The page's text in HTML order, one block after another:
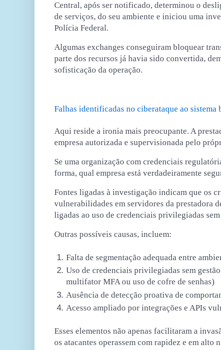
Central, após ser notificado, determinou o
de serviços, do seu ambiente e iniciou uma
Polícia Federal.
Algumas exchanges conseguiram bloquear
parte dos recursos já havia sido convertida,
sofisticação da operação.
Falhas identificadas no ciberataque ao sistema
Aqui reside a ironia mais preocupante. A
empresa autorizada e supervisionada pelo
Se uma organização com credenciais
forma, qual empresa está verdadeiramente
Fontes ligadas à investigação indicam que os
vulnerabilidades em servidores da prestadora
ligadas ao uso de credenciais privilegiadas
Outras possíveis causas, incluem:
Falta de segmentação adequada entre
Uso de credenciais privilegiadas sem
multifator MFA ou uso de cofre de senhas)
Ausência de detecção proativa de
Acesso ampliado por integrações e APIs
Esses elementos não apenas facilitaram a
os atacantes operassem com rapidez e em